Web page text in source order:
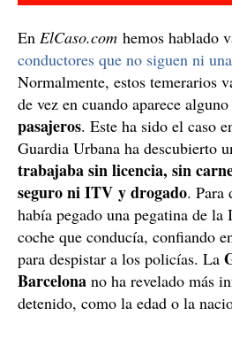
En ElCaso.com hemos hablado
conductores que no siguen ni
Normalmente, estos temerarios
de vez en cuando aparece
pasajeros. Este ha sido el caso
Guardia Urbana ha descubierto
trabajaba sin licencia, sin
seguro ni ITV y drogado. Para
había pegado una pegatina de
coche que conducía, confiando
para despistar a los policías. La
Barcelona no ha revelado más
detenido, como la edad o la